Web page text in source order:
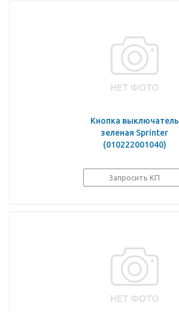
Кнопка выключатель
зеленая Sprinter
(010222001040)
Запросить КП